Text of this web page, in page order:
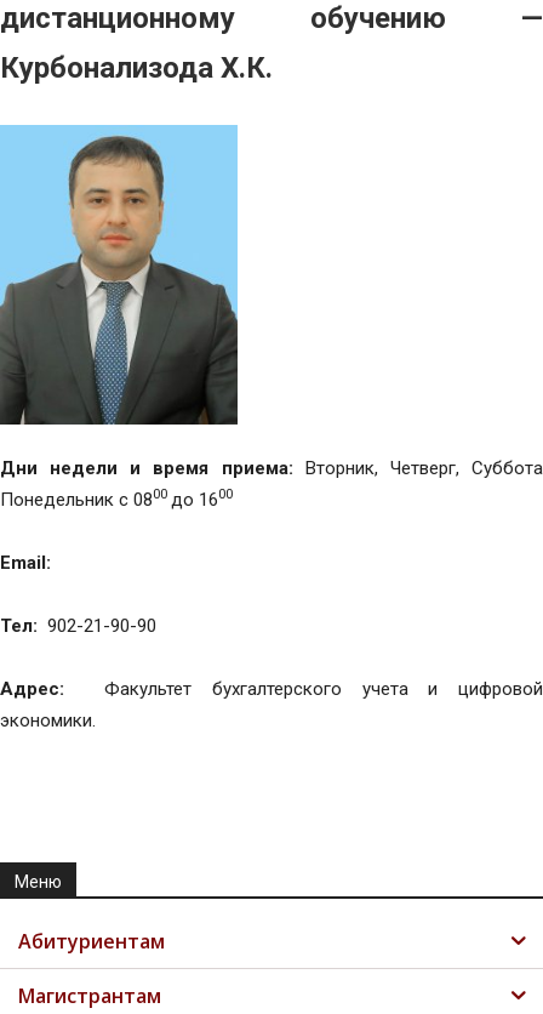
дистанционному обучению —
Курбонализода Х.К.
Дни недели и время приема: Вторник, Четверг, Суббота
Понедельник с 0800 до 1600
Email:
Тел: 902-21-90-90
Адрес: Факультет бухгалтерского учета и цифровой
экономики.
Меню
Абитуриентам
Магистрантам